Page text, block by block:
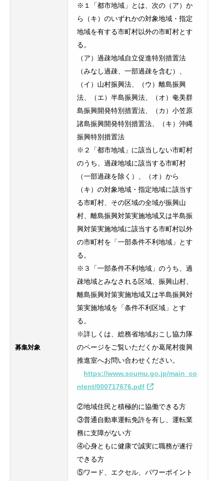
募集対象
※１「都市地域」とは、次の（ア）か
ら（キ）のいずれかの対象地域・指定
地域を有する市町村以外の市町村とす
る。
（ア）過疎地域自立促進特別措置法
（みなし過疎、一部過疎を含む）、
（イ）山村振興法、（ウ）離島振興
法、（エ）半島振興法、（オ）奄美群
島振興開発特別措置法、（カ）小笠原
諸島振興開発特別措置法、（キ）沖縄
振興特別措置法
※２「都市地域」に該当しない市町村
のうち、過疎地域に該当する市町村
（一部過疎を除く）、（オ）から
（キ）の対象地域・指定地域に該当す
る市町村、その区域の全域が振興山
村、離島振興対策実施地域又は半島振
興対策実施地域に該当する市町村以外
の市町村を「一部条件不利地域」とす
る。
※３「一部条件不利地域」のうち、過
疎地域とみなされる区域、振興山村、
離島振興対策実施地域又は半島振興対
策実施地域を「条件不利区域」とす
る。
※詳しくは、総務省地域おこし協力隊
のページをご覧いただくか葛尾村復興
推進室へお問い合わせください。
https://www.soumu.go.jp/main_co
ntent/000717676.pdf
②地域住民と積極的に協働できる方
③普通自動車運転免許を有し、運転業
務に支障がない方
④心身ともに健康で誠実に職務が遂行
できる方
⑤ワード、エクセル、パワーポイント